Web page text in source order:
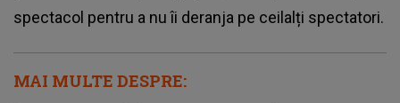
spectacol pentru a nu îi deranja pe ceilalți spectatori.
MAI MULTE DESPRE: